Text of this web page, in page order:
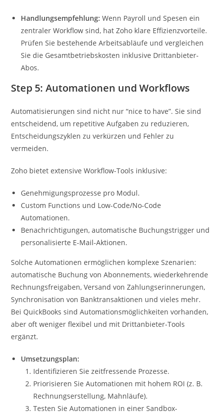
Handlungsempfehlung: Wenn Payroll und Spesen ein
zentraler Workflow sind, hat Zoho klare Effizienzvorteile.
Prüfen Sie bestehende Arbeitsabläufe und vergleichen
Sie die Gesamtbetriebskosten inklusive Drittanbieter-
Abos.
Step 5: Automationen und Workflows
Automatisierungen sind nicht nur “nice to have”. Sie sind
entscheidend, um repetitive Aufgaben zu reduzieren,
Entscheidungszyklen zu verkürzen und Fehler zu
vermeiden.
Zoho bietet extensive Workflow-Tools inklusive:
Genehmigungsprozesse pro Modul.
Custom Functions und Low-Code/No-Code
Automationen.
Benachrichtigungen, automatische Buchungstrigger und
personalisierte E-Mail-Aktionen.
Solche Automationen ermöglichen komplexe Szenarien:
automatische Buchung von Abonnements, wiederkehrende
Rechnungsfreigaben, Versand von Zahlungserinnerungen,
Synchronisation von Banktransaktionen und vieles mehr.
Bei QuickBooks sind Automationsmöglichkeiten vorhanden,
aber oft weniger flexibel und mit Drittanbieter-Tools
ergänzt.
Umsetzungsplan:
Identifizieren Sie zeitfressende Prozesse.
Priorisieren Sie Automationen mit hohem ROI (z. B.
Rechnungserstellung, Mahnläufe).
Testen Sie Automationen in einer Sandbox-